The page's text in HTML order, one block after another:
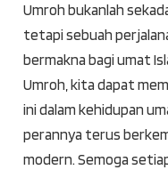
Umroh bukanlah
tetapi sebuah
bermakna bagi umat
Umroh, kita dapat
ini dalam kehidupan
perannya terus
modern. Semoga